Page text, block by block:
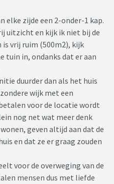
elke zijde een 2-onder-1 kap.
uitzicht en kijk ik niet bij de
vrij ruim (500m2), kijk
tuin in, ondanks dat er aan
duurder dan als het huis
wijk met een
voor de locatie wordt
nog net wat meer denk
geven altijd aan dat de
en dat ze er graag zouden
voor de overweging van de
mensen dus met liefde